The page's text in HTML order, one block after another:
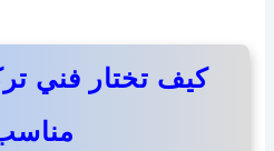
كيف تختار فني